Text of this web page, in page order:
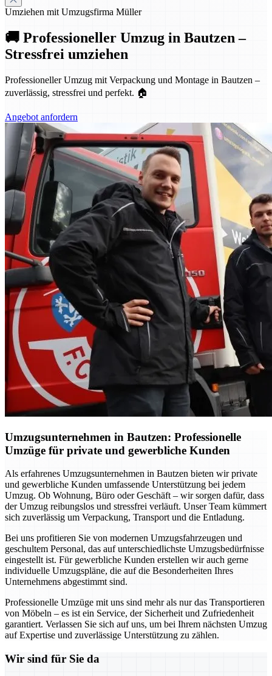
Umziehen mit Umzugsfirma Müller
🚚 Professioneller Umzug in Bautzen –
Stressfrei umziehen
Professioneller Umzug mit Verpackung und Montage in Bautzen –
zuverlässig, stressfrei und perfekt. 🏠
Angebot anfordern
Umzugsunternehmen in Bautzen: Professionelle
Umzüge für private und gewerbliche Kunden
Als erfahrenes Umzugsunternehmen in Bautzen bieten wir private
und gewerbliche Kunden umfassende Unterstützung bei jedem
Umzug. Ob Wohnung, Büro oder Geschäft – wir sorgen dafür, dass
der Umzug reibungslos und stressfrei verläuft. Unser Team kümmert
sich zuverlässig um Verpackung, Transport und die Entladung.
Bei uns profitieren Sie von modernen Umzugsfahrzeugen und
geschultem Personal, das auf unterschiedlichste Umzugsbedürfnisse
eingestellt ist. Für gewerbliche Kunden erstellen wir auch gerne
individuelle Umzugspläne, die auf die Besonderheiten Ihres
Unternehmens abgestimmt sind.
Professionelle Umzüge mit uns sind mehr als nur das Transportieren
von Möbeln – es ist ein Service, der Sicherheit und Zufriedenheit
garantiert. Verlassen Sie sich auf uns, um bei Ihrem nächsten Umzug
auf Expertise und zuverlässige Unterstützung zu zählen.
Wir sind für Sie da